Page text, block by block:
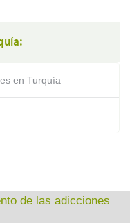
en Turquía
de las adicciones